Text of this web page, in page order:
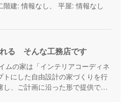
階建: 情報なし、 平屋: 情報なし
る そんな工務店です
ムの家は「インテリアコーディネ
トにした自由設計の家づくりを行
し、ご計画に沿った形で提供でき